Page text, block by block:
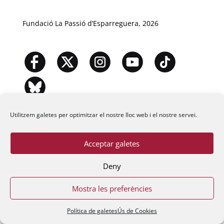
Utilitzem galetes per optimitzar el nostre lloc web i el nostre servei.
Acceptar galetes
Deny
Mostra les preferències
Política de galetesÚs de Cookies
Fundació La Passió d’Esparreguera, 2026